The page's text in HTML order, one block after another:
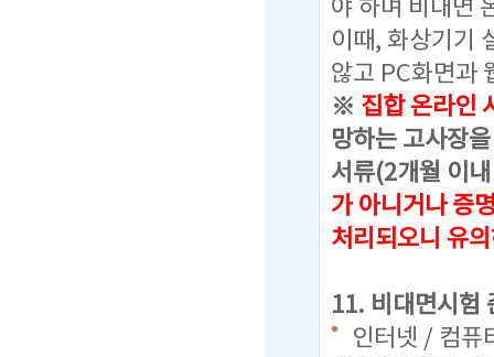
야 하며 비대면
이때, 화상기기
않고 PC화면과
※ 집합 온라인
망하는 고사장
서류(2개월 이
가 아니거나 증
처리되오니 유
11. 비대면시험
인터넷 / 컴퓨